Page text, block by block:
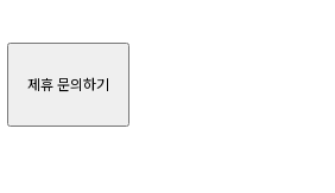
제휴 문의하기